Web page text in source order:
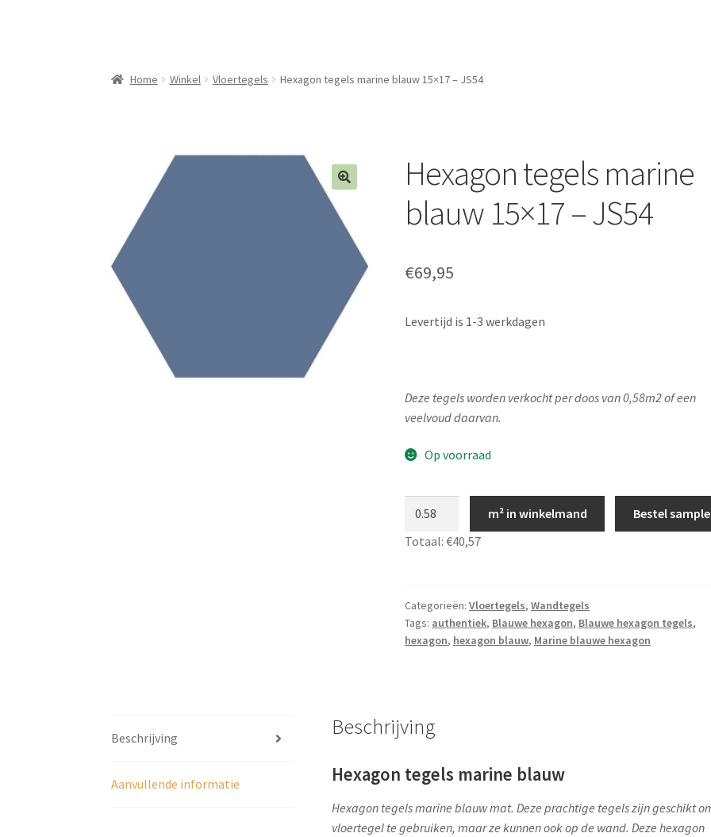
Home Winkel Vloertegels Hexagon tegels marine blauw 15×17 – JS54
Hexagon tegels marine
blauw 15×17 – JS54
€69,95
Levertijd is 1-3 werkdagen
Deze tegels worden verkocht per doos van 0,58m2 of een
veelvoud daarvan.
Op voorraad
marine
-
JS54
aantal
m² in winkelmand
Bestel sample
Totaal:€40,57
Categorieën:Vloertegels,Wandtegels
Tags: authentiek, Blauwe hexagon, Blauwe hexagon tegels,
hexagon, hexagon blauw, Marine blauwe hexagon
Beschrijving
Aanvullende informatie
Beschrijving
Hexagon tegels marine blauw
Hexagon tegels marine blauw mat. Deze prachtige tegels zijn geschikt
vloertegel te gebruiken, maar ze kunnen ook op de wand. Deze hexagon